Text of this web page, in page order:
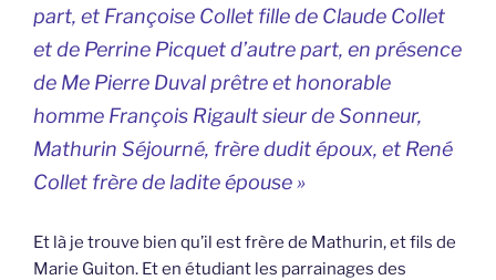
part, et Françoise Collet fille de Claude Collet
et de Perrine Picquet d’autre part, en présence
de Me Pierre Duval prêtre et honorable
homme François Rigault sieur de Sonneur,
Mathurin Séjourné, frère dudit époux, et René
Collet frère de ladite épouse »
Et là je trouve bien qu’il est frère de Mathurin, et fils de
Marie Guiton. Et en étudiant les parrainages des